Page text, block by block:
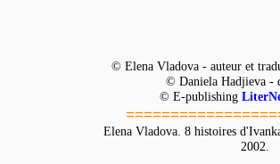
© Elena Vladova - auteur et
© Daniela Hadjieva -
© E-publishing
Elena Vladova. 8 histoires
2002.